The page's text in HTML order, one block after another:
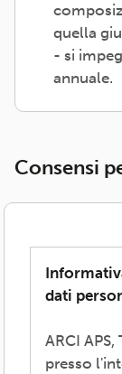
quella
- si
annuale.
Consensi
dati
ARCI
presso